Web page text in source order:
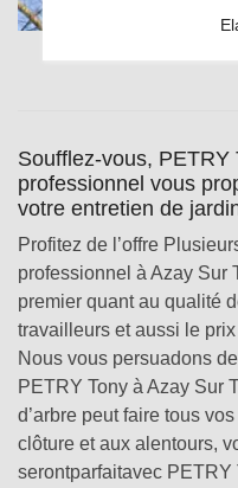
Soufflez-vous, PETRY
professionnel vous
votre entretien de
Profitez de l’offre
professionnel à Azay Sur
premier quant au qualité
travailleurs et aussi le
Nous vous persuadons
PETRY Tony à Azay Sur
d’arbre peut faire tous
clôture et aux alentours,
serontparfaitavec PETRY